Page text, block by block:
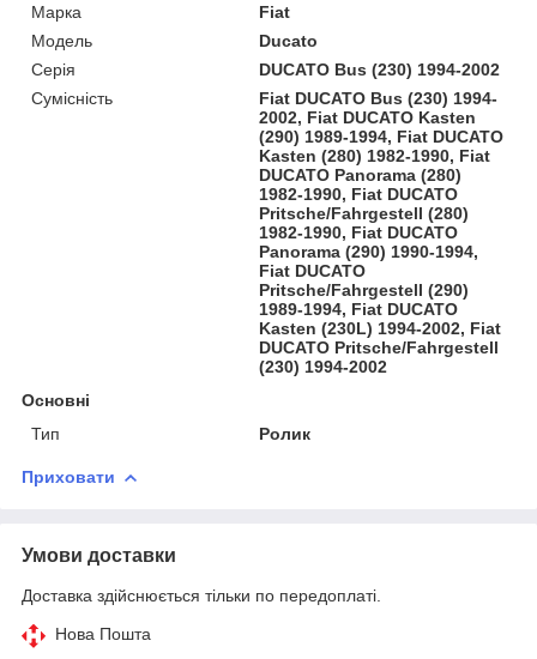
Марка
Fiat
Модель
Ducato
Серія
DUCATO Bus (230) 1994-2002
Сумісність
Fiat DUCATO Bus (230) 1994-
2002, Fiat DUCATO Kasten
(290) 1989-1994, Fiat DUCATO
Kasten (280) 1982-1990, Fiat
DUCATO Panorama (280)
1982-1990, Fiat DUCATO
Pritsche/Fahrgestell (280)
1982-1990, Fiat DUCATO
Panorama (290) 1990-1994,
Fiat DUCATO
Pritsche/Fahrgestell (290)
1989-1994, Fiat DUCATO
Kasten (230L) 1994-2002, Fiat
DUCATO Pritsche/Fahrgestell
(230) 1994-2002
Основні
Тип
Ролик
Приховати
Умови доставки
Доставка здійснюється тільки по передоплаті.
Нова Пошта